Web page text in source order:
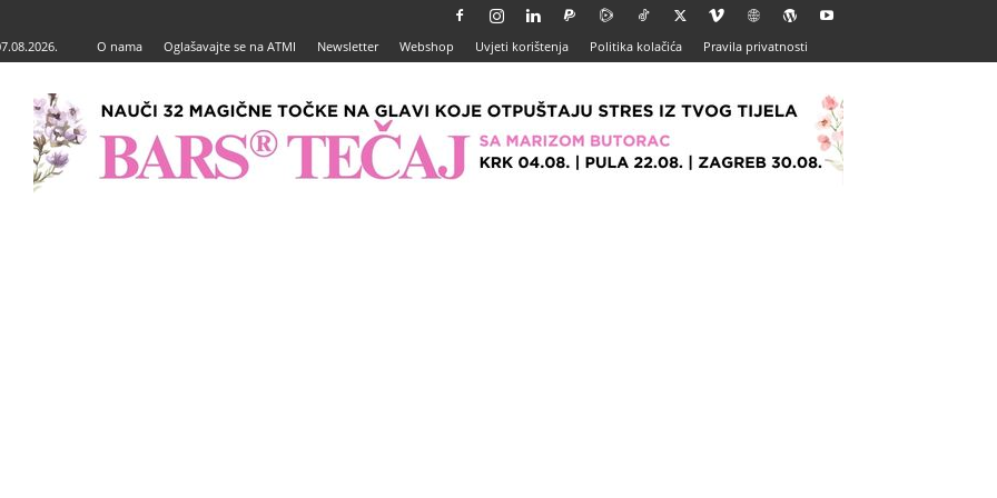
O nama Oglašavajte se na ATMI Newsletter Webshop Uvjeti korištenja Politika kolačića Pravila privatnosti